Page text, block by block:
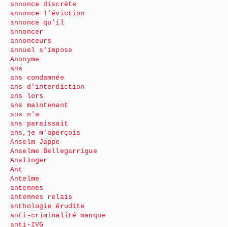
annonce discrète
annonce l’éviction
annonce qu’il
annoncer
annonceurs
annuel s’impose
Anonyme
ans
ans condamnée
ans d’interdiction
ans lors
ans maintenant
ans n’a
ans paraissait
ans,je m’aperçois
Anselm Jappe
Anselme Bellegarrigue
Anslinger
Ant
Antelme
antennes
antennes relais
anthologie érudite
anti-criminalité manque
anti-IVG